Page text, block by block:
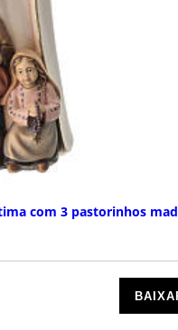
com 3 pastorinhos